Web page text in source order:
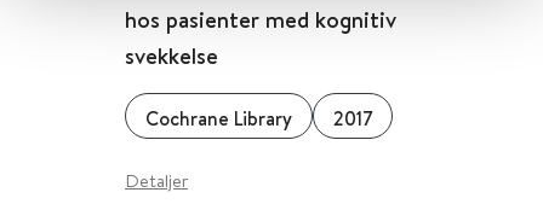
hos pasienter med kognitiv
svekkelse
Cochrane Library 2017
Detaljer